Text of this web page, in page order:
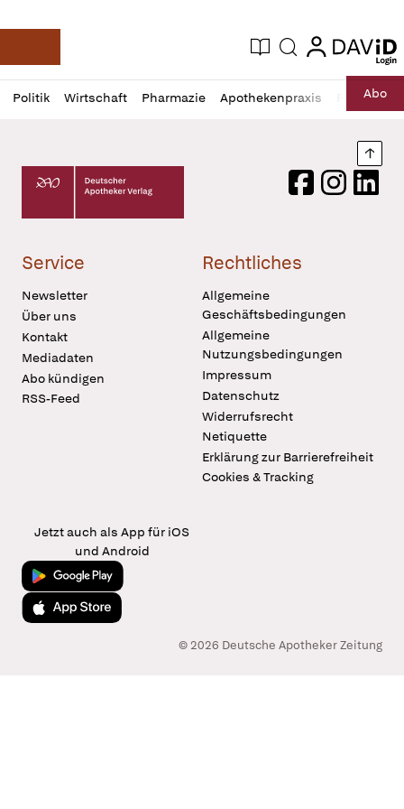
Deutsche Apotheker Zeitung
Aktuelle Ausgabe
Suche login
login
Politik Wirtschaft Pharmazie Apothekenpraxis RechtAbo
Profil
öffnen
Daz
Pur
Deutscher Apotheker Verlag Logo
FacebookInstagram
Service
Newsletter
Über uns
Kontakt
Mediadaten
Abo kündigen
RSS-Feed
Rechtliches
Allgemeine
Geschäftsbedingungen
Allgemeine
Nutzungsbedingungen
Impressum
Datenschutz
Widerrufsrecht
Netiquette
Erklärung zur Barrierefreiheit
Cookies & Tracking
Jetzt auch als App für iOS
und Android
Jetzt bei Google Play
Laden im App Store
© 2026 Deutsche Apotheker Zeitung